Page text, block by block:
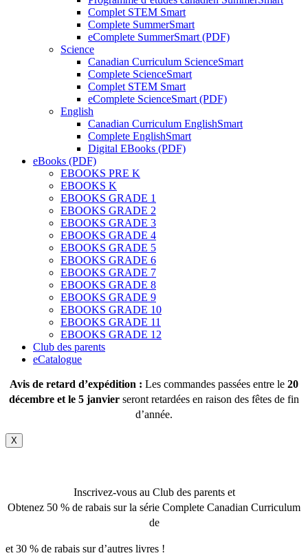
Complet STEM Smart
Complete SummerSmart
eComplete SummerSmart (PDF)
Science
Canadian Curriculum ScienceSmart
Complete ScienceSmart
Complet STEM Smart
eComplete ScienceSmart (PDF)
English
Canadian Curriculum EnglishSmart
Complete EnglishSmart
Digital EBooks (PDF)
eBooks (PDF)
EBOOKS PRE K
EBOOKS K
EBOOKS GRADE 1
EBOOKS GRADE 2
EBOOKS GRADE 3
EBOOKS GRADE 4
EBOOKS GRADE 5
EBOOKS GRADE 6
EBOOKS GRADE 7
EBOOKS GRADE 8
EBOOKS GRADE 9
EBOOKS GRADE 10
EBOOKS GRADE 11
EBOOKS GRADE 12
Club des parents
eCatalogue
Avis de retard d’expédition : Les commandes passées entre le 20
décembre et le 5 janvier seront retardées en raison des fêtes de fin
d’année.
X
Inscrivez-vous au Club des parents et
Obtenez 50 % de rabais sur la série Complete Canadian Curriculum
de
et 30 % de rabais sur d’autres livres !